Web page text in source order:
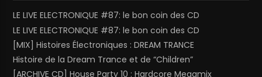
LE LIVE ELECTRONIQUE #87: le bon coin des CD
LE LIVE ELECTRONIQUE #87: le bon coin des CD
[MIX] Histoires Électroniques : DREAM TRANCE
Histoire de la Dream Trance et de “Children”
[ARCHIVE CD] House Party 10 : Hardcore Megamix